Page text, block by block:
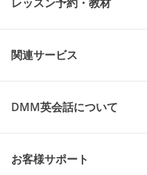
関連サービス
DMM英会話について
お客様サポート